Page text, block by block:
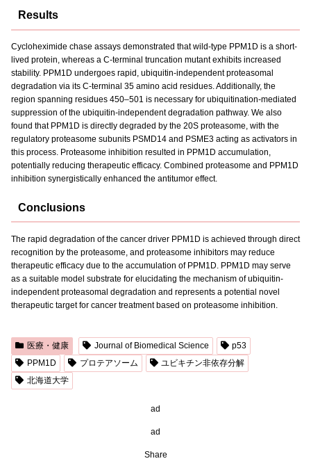
Results
Cycloheximide chase assays demonstrated that wild-type PPM1D is a short-
lived protein, whereas a C-terminal truncation mutant exhibits increased
stability. PPM1D undergoes rapid, ubiquitin-independent proteasomal
degradation via its C-terminal 35 amino acid residues. Additionally, the
region spanning residues 450–501 is necessary for ubiquitination-mediated
suppression of the ubiquitin-independent degradation pathway. We also
found that PPM1D is directly degraded by the 20S proteasome, with the
regulatory proteasome subunits PSMD14 and PSME3 acting as activators in
this process. Proteasome inhibition resulted in PPM1D accumulation,
potentially reducing therapeutic efficacy. Combined proteasome and PPM1D
inhibition synergistically enhanced the antitumor effect.
Conclusions
The rapid degradation of the cancer driver PPM1D is achieved through direct
recognition by the proteasome, and proteasome inhibitors may reduce
therapeutic efficacy due to the accumulation of PPM1D. PPM1D may serve
as a suitable model substrate for elucidating the mechanism of ubiquitin-
independent proteasomal degradation and represents a potential novel
therapeutic target for cancer treatment based on proteasome inhibition.
医療・健康 Journal of Biomedical Science
p53
PPM1D
プロテアソーム
ユビキチン非依存分解
北海道大学
ad
ad
Share